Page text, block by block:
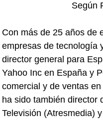
Según
Con más de 25 años de
empresas de tecnología
director general para
Yahoo Inc en España y
comercial y de ventas
ha sido también director
Televisión (Atresmedia)